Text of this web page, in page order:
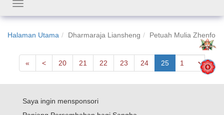
Toggle
navigation
Halaman Utama Dharmaraja Liansheng Petuah Mulia Zhenfo
« First<Next20 21 22 23 24 25
Saya ingin mensponsori